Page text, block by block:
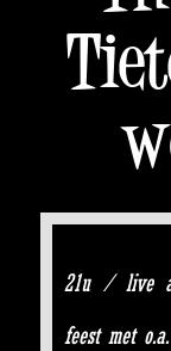
21u / live
feest met